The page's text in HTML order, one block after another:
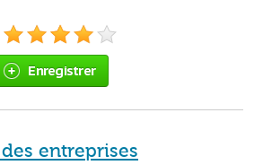
Enregistrer
entreprises